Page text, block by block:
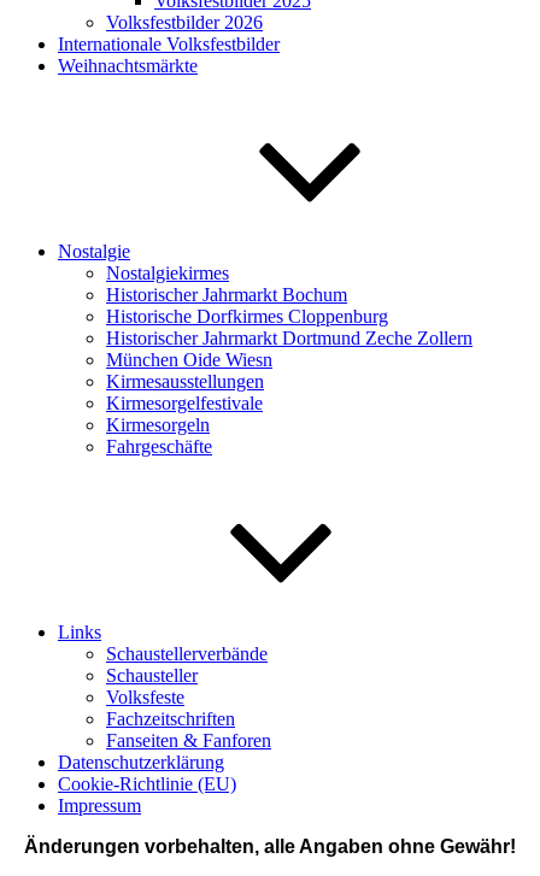
Volksfestbilder 2026
Internationale Volksfestbilder
Weihnachtsmärkte
Nostalgie
Nostalgiekirmes
Historischer Jahrmarkt Bochum
Historische Dorfkirmes Cloppenburg
Historischer Jahrmarkt Dortmund Zeche Zollern
München Oide Wiesn
Kirmesausstellungen
Kirmesorgelfestivale
Kirmesorgeln
Fahrgeschäfte
Links
Schaustellerverbände
Schausteller
Volksfeste
Fachzeitschriften
Fanseiten & Fanforen
Datenschutzerklärung
Cookie-Richtlinie (EU)
Impressum
Änderungen vorbehalten, alle Angaben ohne Gewähr!